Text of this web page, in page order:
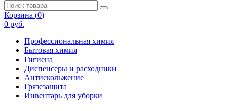
Корзина (0)
0 руб.
Профессиональная химия
Бытовая химия
Гигиена
Диспенсеры и расходники
Антискольжение
Грязезащита
Инвентарь для уборки